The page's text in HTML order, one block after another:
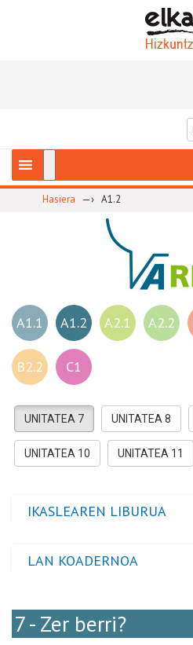
Hasiera —› A1.2
A1.1 A1.2 A2.1 A2.2
B2.2 C1
UNITATEA 7 UNITATEA 8
UNITATEA 10 UNITATEA 11
IKASLEAREN LIBURUA
LAN KOADERNOA
7 - Zer berri?